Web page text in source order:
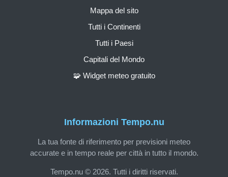
Informazioni Tempo.nu
La tua fonte di riferimento per previsioni meteo
accurate e in tempo reale per città in tutto il mondo.
Tempo.nu © 2026. Tutti i diritti riservati.
Mappa del sito
Tutti i Continenti
Tutti i Paesi
Capitali del Mondo
🧩 Widget meteo gratuito